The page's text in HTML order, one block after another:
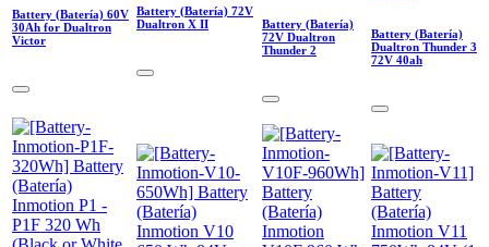
Battery (Batería) 60V
30Ah for Dualtron
Victor
Battery (Batería) 72V
Dualtron X II
Battery (Batería)
72V Dualtron
Thunder 2
Battery (Batería)
Dualtron Thunder 3
72V 40ah